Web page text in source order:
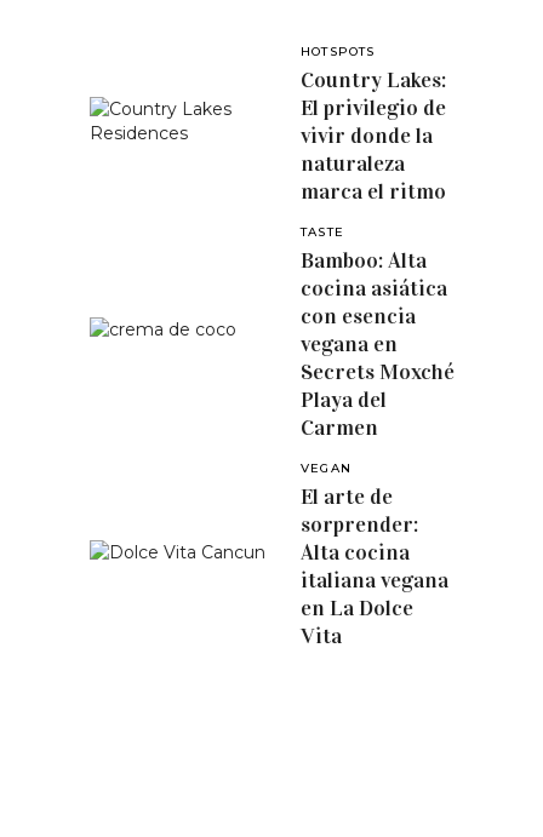
HOTSPOTS
Country Lakes:
El privilegio de
vivir donde la
naturaleza
marca el ritmo
TASTE
Bamboo: Alta
cocina asiática
con esencia
vegana en
Secrets Moxché
Playa del
Carmen
VEGAN
El arte de
sorprender:
Alta cocina
italiana vegana
en La Dolce
Vita